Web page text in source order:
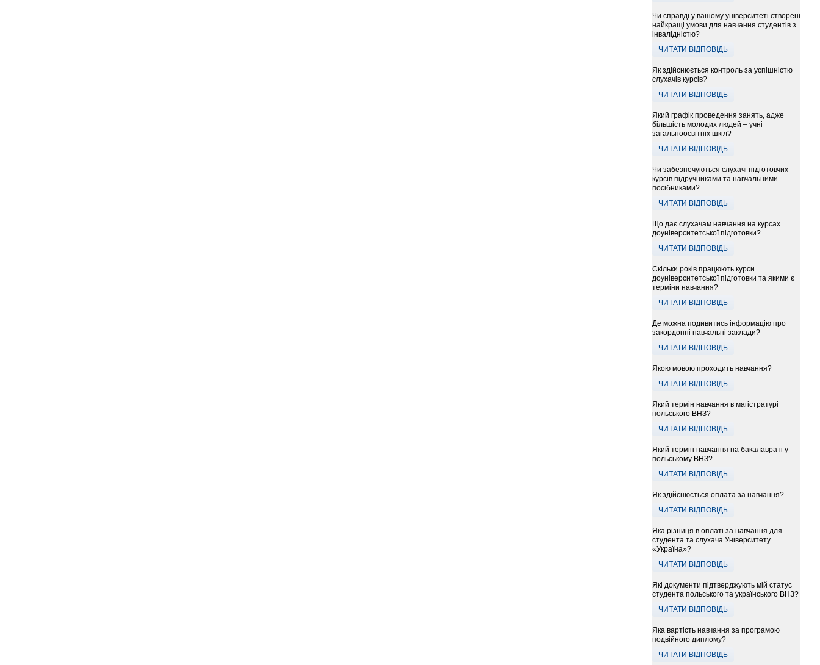
Чи справді у вашому університеті створені
найкращі умови для навчання студентів з
інвалідністю?
ЧИТАТИ ВІДПОВІДЬ
Як здійснюється контроль за успішністю
слухачів курсів?
ЧИТАТИ ВІДПОВІДЬ
Який графік проведення занять, адже
більшість молодих людей – учні
загальноосвітніх шкіл?
ЧИТАТИ ВІДПОВІДЬ
Чи забезпечуються слухачі підготовчих
курсів підручниками та навчальними
посібниками?
ЧИТАТИ ВІДПОВІДЬ
Що дає слухачам навчання на курсах
доуніверситетської підготовки?
ЧИТАТИ ВІДПОВІДЬ
Скільки років працюють курси
доуніверситетської підготовки та якими є
терміни навчання?
ЧИТАТИ ВІДПОВІДЬ
Де можна подивитись інформацію про
закордонні навчальні заклади?
ЧИТАТИ ВІДПОВІДЬ
Якою мовою проходить навчання?
ЧИТАТИ ВІДПОВІДЬ
Який термін навчання в магістратурі
польського ВНЗ?
ЧИТАТИ ВІДПОВІДЬ
Який термін навчання на бакалавраті у
польському ВНЗ?
ЧИТАТИ ВІДПОВІДЬ
Як здійснюється оплата за навчання?
ЧИТАТИ ВІДПОВІДЬ
Яка різниця в оплаті за навчання для
студента та слухача Університету
«Україна»?
ЧИТАТИ ВІДПОВІДЬ
Які документи підтверджують мій статус
студента польського та українського ВНЗ?
ЧИТАТИ ВІДПОВІДЬ
Яка вартість навчання за програмою
подвійного диплому?
ЧИТАТИ ВІДПОВІДЬ